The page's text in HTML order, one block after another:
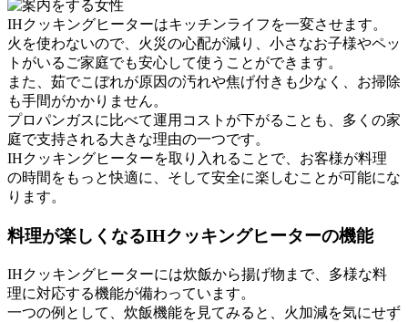
IHクッキングヒーターはキッチンライフを一変させます。
火を使わないので、火災の心配が減り、小さなお子様やペッ
トがいるご家庭でも安心して使うことができます。
また、茹でこぼれが原因の汚れや焦げ付きも少なく、お掃除
も手間がかかりません。
プロパンガスに比べて運用コストが下がることも、多くの家
庭で支持される大きな理由の一つです。
IHクッキングヒーターを取り入れることで、お客様が料理
の時間をもっと快適に、そして安全に楽しむことが可能にな
ります。
料理が楽しくなるIHクッキングヒーターの機能
IHクッキングヒーターには炊飯から揚げ物まで、多様な料
理に対応する機能が備わっています。
一つの例として、炊飯機能を見てみると、火加減を気にせず